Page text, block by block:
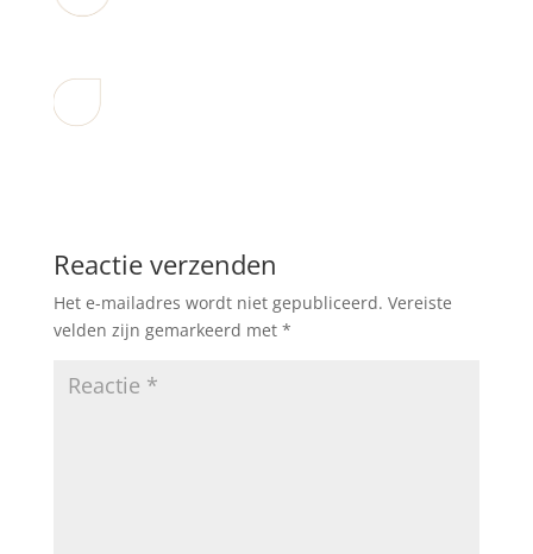
Reactie verzenden
Het e-mailadres wordt niet gepubliceerd. Vereiste
velden zijn gemarkeerd met *